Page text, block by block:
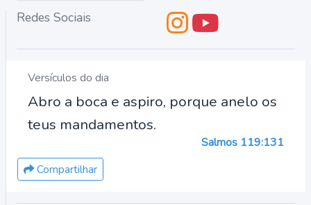
Redes Sociais
Versículos do dia
Abro a boca e aspiro, porque anelo os
teus mandamentos.
Salmos 119:131
Compartilhar